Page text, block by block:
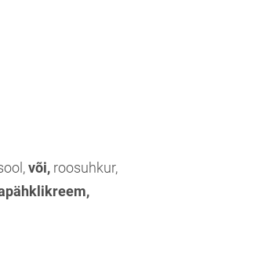
või, roosuhkur,